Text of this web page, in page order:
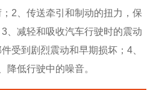
2、传送牵引和制动的扭力，保
、减轻和吸收汽车行驶时的震动
受到剧烈震动和早期损坏；4、
降低行驶中的噪音。